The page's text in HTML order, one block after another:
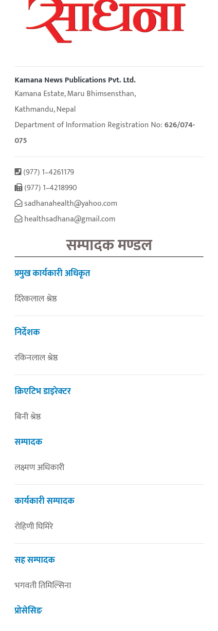
Kamana News Publications Pvt. Ltd.
Kamana Estate, Maru Bhimsensthan,
Kathmandu, Nepal
Department of Information Registration No:626/074-
075
(977) 1–4261179
(977) 1–4218990
sadhanahealth@yahoo.com
healthsadhana@gmail.com
सम्पादक मण्डल
प्रमुख कार्यकारी अधिकृत
दिरेकलाल श्रेष्ठ
निर्देशक
रकिनलाल श्रेष्ठ
क्रिएटिभ डाइरेक्टर
बिनी श्रेष्ठ
सम्पादक
लक्ष्मण अधिकारी
कार्यकारी सम्पादक
रोहिणी घिमिरे
सह सम्पादक
भगवती तिमिल्सिना
प्रोसेसिङ